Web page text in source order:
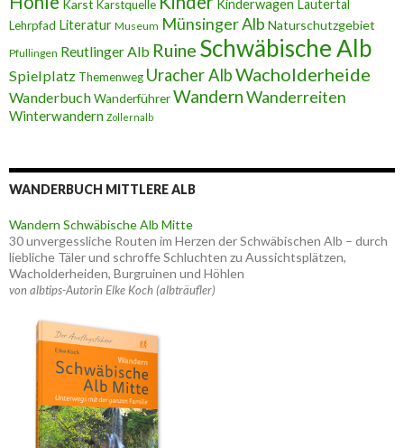
Karst Karstquelle Kinderwagen Lautertal
Lehrpfad Literatur Museum Münsinger Alb Naturschutzgebiet
Pfullingen Reutlinger Alb Ruine Schwäbische Alb
Spielplatz Themenweg Uracher AlbWacholderheide
WanderbuchWanderführerWandernWanderreiten
Winterwandern Zollernalb
WANDERBUCH MITTLERE ALB
Wandern Schwäbische Alb Mitte
30 unvergessliche Routen im Herzen der Schwäbischen Alb – durch
liebliche Täler und schroffe Schluchten zu Aussichtsplätzen,
Wacholderheiden, Burgruinen und Höhlen
von albtips-Autorin Elke Koch (albträufler)